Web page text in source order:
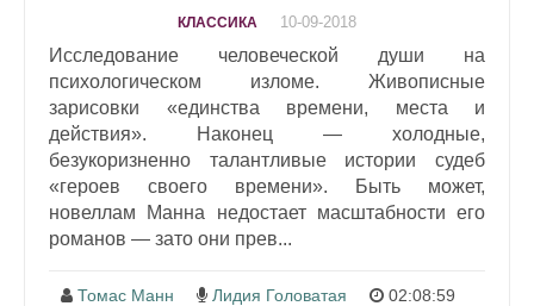
КЛАССИКА 10-09-2018
Исследование человеческой души на
психологическом изломе. Живописные
зарисовки «единства времени, места и
действия». Наконец — холодные,
безукоризненно талантливые истории судеб
«героев своего времени». Быть может,
новеллам Манна недостает масштабности его
романов — зато они прев...
Томас Манн Лидия Головатая 02:08:59